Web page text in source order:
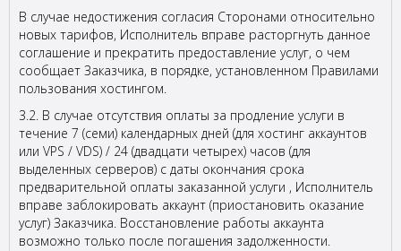
В случае недостижения согласия Сторонами относительно
новых тарифов, Исполнитель вправе расторгнуть данное
соглашение и прекратить предоставление услуг, о чем
сообщает Заказчика, в порядке, установленном Правилами
пользования хостингом.
3.2. В случае отсутствия оплаты за продление услуги в
течение 7 (семи) календарных дней (для хостинг аккаунтов
или VPS / VDS) / 24 (двадцати четырех) часов (для
выделенных серверов) с даты окончания срока
предварительной оплаты заказанной услуги , Исполнитель
вправе заблокировать аккаунт (приостановить оказание
услуг) Заказчика. Восстановление работы аккаунта
возможно только после погашения задолженности.